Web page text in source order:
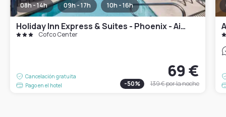
08h - 14h 09h - 17h 10h - 16h
Holiday Inn Express & Suites - Phoenix - Airport North
Cofco Center
Cancelación gratuita
Pago en el hotel
69 €
-50% 139 €por la noche